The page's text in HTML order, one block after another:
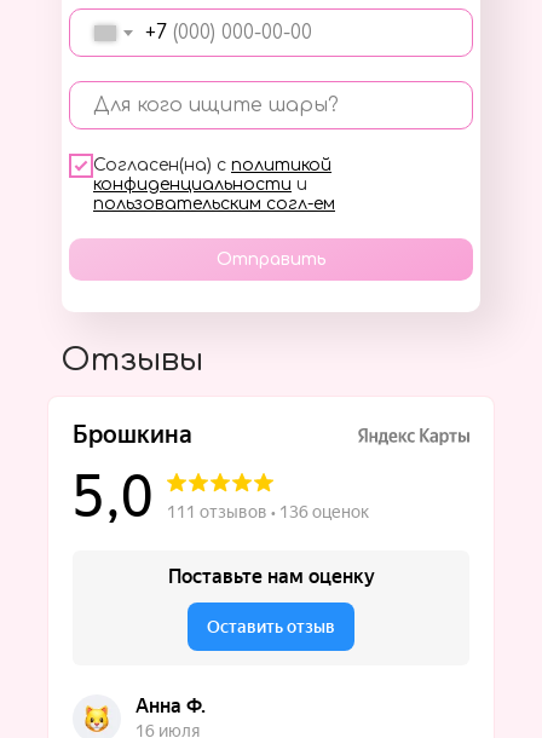
+7
Для кого ищите шары?
Согласен(на) с политикой
конфиденциальности и
пользовательским согл-ем
Отправить
Отзывы